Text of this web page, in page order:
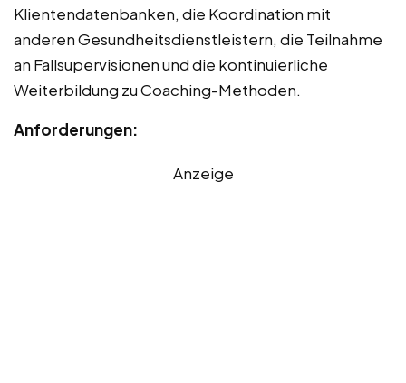
Klientendatenbanken, die Koordination mit
anderen Gesundheitsdienstleistern, die Teilnahme
an Fallsupervisionen und die kontinuierliche
Weiterbildung zu Coaching-Methoden.
Anforderungen:
Anzeige